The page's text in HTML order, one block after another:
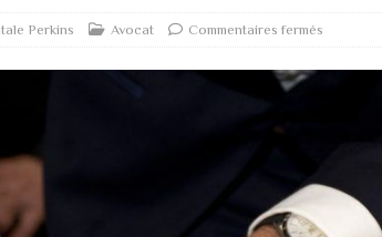
Perkins Avocat Commentaires fermés